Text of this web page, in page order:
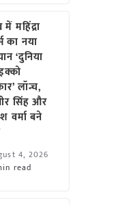
महिंद्रा
का नया
‘दुनिया
लॉन्च,
सिंह और
वर्मा बने
4, 2026
read